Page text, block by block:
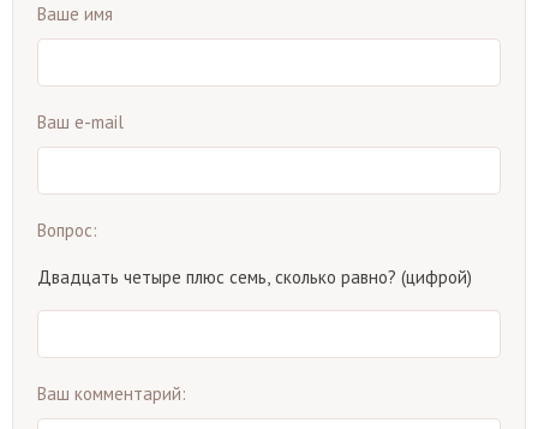
Ваше имя
Ваш e-mail
Вопрос:
Двадцать четыре плюс семь, сколько равно? (цифрой)
Ваш комментарий: